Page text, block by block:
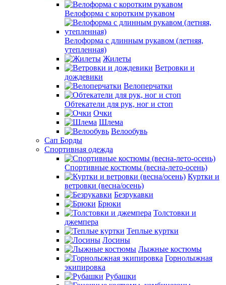
Велоформа с коротким рукавом
Велоформа с длинным рукавом (летняя,
утепленная)
Жилеты
Ветровки и
дождевики
Велоперчатки
Обтекатели для рук, ног и стоп
Очки
Шлема
Велообувь
Сап Борды
Спортивная одежда
Спортивные костюмы (весна-лето-осень)
Куртки и
ветровки (весна/осень)
Безрукавки
Брюки
Толстовки и
джемпера
Теплые куртки
Лосины
Лыжные костюмы
Горнолыжная
экипировка
Рубашки